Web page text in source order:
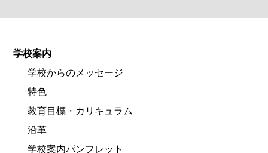
学校案内
学校からのメッセージ
特色
教育目標・カリキュラム
沿革
学校案内パンフレット